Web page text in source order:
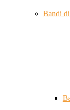
Bandi